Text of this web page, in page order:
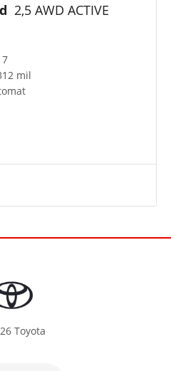
2,5 AWD ACTIVE
mil
Toyota